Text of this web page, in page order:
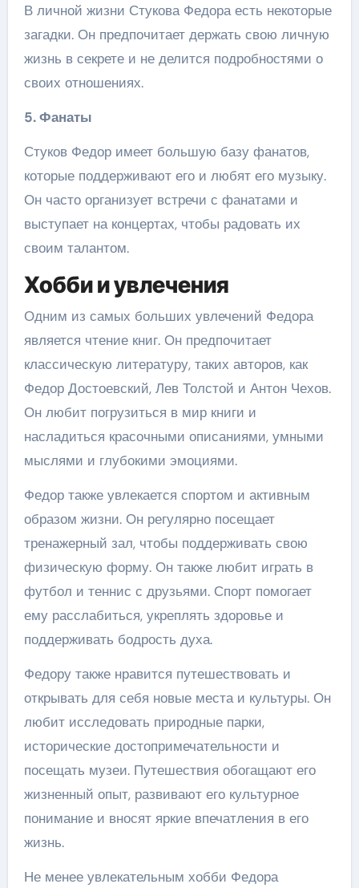
В личной жизни Стукова Федора есть некоторые
загадки. Он предпочитает держать свою личную
жизнь в секрете и не делится подробностями о
своих отношениях.
5. Фанаты
Стуков Федор имеет большую базу фанатов,
которые поддерживают его и любят его музыку.
Он часто организует встречи с фанатами и
выступает на концертах, чтобы радовать их
своим талантом.
Хобби и увлечения
Одним из самых больших увлечений Федора
является чтение книг. Он предпочитает
классическую литературу, таких авторов, как
Федор Достоевский, Лев Толстой и Антон Чехов.
Он любит погрузиться в мир книги и
насладиться красочными описаниями, умными
мыслями и глубокими эмоциями.
Федор также увлекается спортом и активным
образом жизни. Он регулярно посещает
тренажерный зал, чтобы поддерживать свою
физическую форму. Он также любит играть в
футбол и теннис с друзьями. Спорт помогает
ему расслабиться, укреплять здоровье и
поддерживать бодрость духа.
Федору также нравится путешествовать и
открывать для себя новые места и культуры. Он
любит исследовать природные парки,
исторические достопримечательности и
посещать музеи. Путешествия обогащают его
жизненный опыт, развивают его культурное
понимание и вносят яркие впечатления в его
жизнь.
Не менее увлекательным хобби Федора